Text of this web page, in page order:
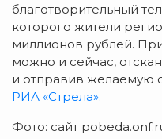
благотворительный
которого жители
миллионов рублей.
можно и сейчас,
и отправив желаемую
РИА «Стрела».
Фото: сайт